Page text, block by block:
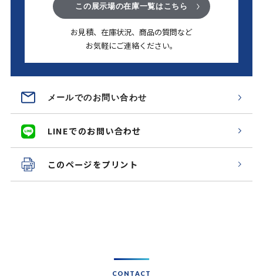
この展示場の在庫一覧はこちら
お見積、在庫状況、商品の質問など
お気軽にご連絡ください。
メールでのお問い合わせ
LINEでのお問い合わせ
このページをプリント
CONTACT